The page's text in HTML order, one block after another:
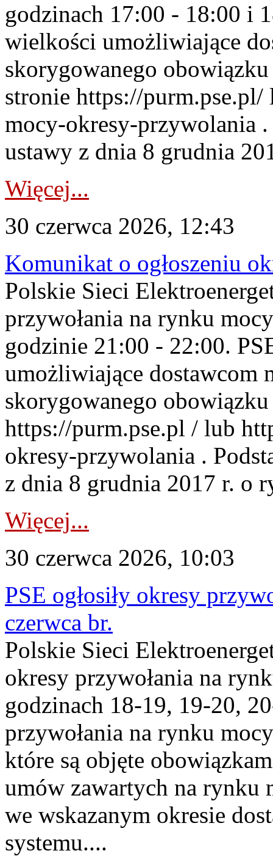
godzinach 17:00 - 18:00 i
wielkości umożliwiające
skorygowanego
stronie https://
mocy-okresy-przywolania
ustawy z dnia 8 grudnia
Więcej...
30 czerwca 2026, 12:43
Komunikat o ogłoszeniu
Polskie Sieci
przywołania na rynku
godzinie 21:00 - 22:00.
umożliwiające dostawcom
skorygowanego
https://purm.pse.pl / lub
okresy-przywolania .
z dnia 8 grudnia 2017 r. o
Więcej...
30 czerwca 2026, 10:03
PSE ogłosiły okresy
czerwca br.
Polskie Sieci
okresy przywołania na
godzinach 18-19, 19-20,
przywołania na rynku
które są objęte
umów zawartych na rynku
we wskazanym okresie
systemu....